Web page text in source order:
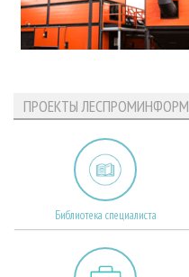
ПРОЕКТЫ ЛЕСПРОМИНФОРМ
Библиотека специалиста